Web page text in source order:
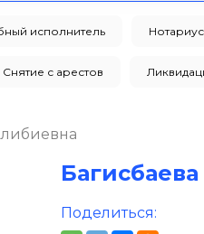
исполнитель Нотариус
Снятие с арестов
Поделиться: